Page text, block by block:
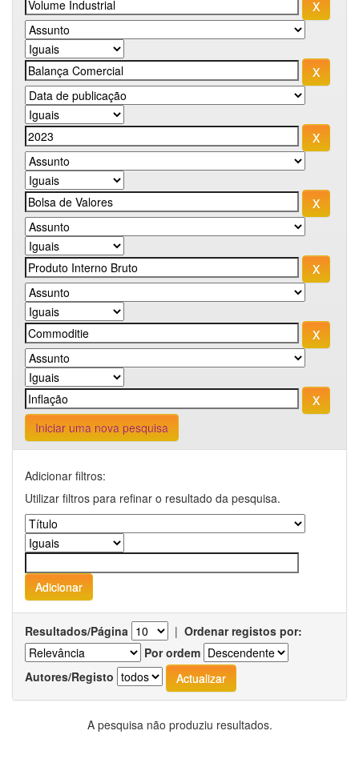
Iniciar uma nova pesquisa
Adicionar filtros:
Utilizar filtros para refinar o resultado da pesquisa.
Resultados/Página | Ordenar registos por:
Por ordem
Autores/Registo
A pesquisa não produziu resultados.